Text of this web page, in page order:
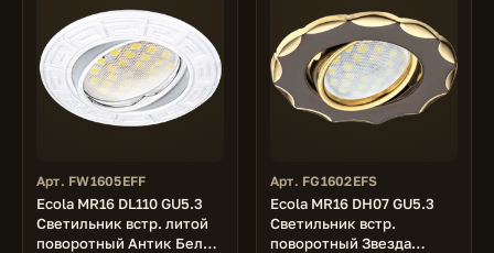
Арт. FW1605EFF
Ecola MR16 DL110 GU5.3
Светильник встр. литой
поворотный Антик Белый
Арт. FG1602EFS
Ecola MR16 DH07 GU5.3
Светильник встр.
поворотный Звезда